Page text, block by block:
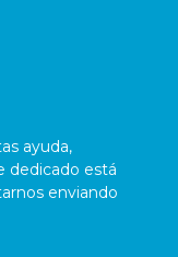
ayuda,
dedicado está
enviando